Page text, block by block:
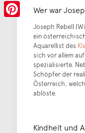
Wer war
Joseph Rebell
ein
Aquarellist des
sich vor allem
spezialisierte.
Schöpfer der
Österreich,
ablöste.
Kindheit und
Twitter